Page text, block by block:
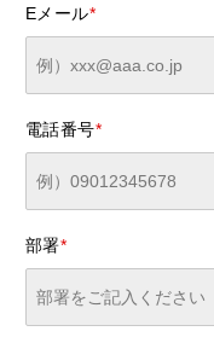
Eメール*
電話番号*
部署*